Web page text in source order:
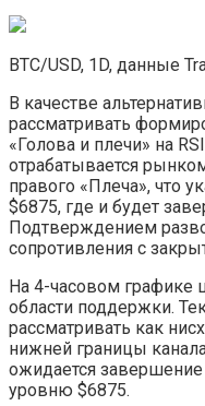
BTC/USD, 1D, данные
В качестве
рассматривать
«Голова и плечи» на
отрабатывается
правого «Плеча», что
$6875, где и будет
Подтверждением
сопротивления с
На 4-часовом графике
области поддержки.
рассматривать как
нижней границы
ожидается
уровню $6875.